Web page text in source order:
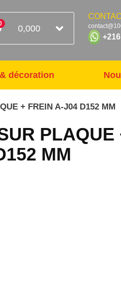
0,000
décoration
+ FREIN A-J04 D152 MM
PLAQUE
MM